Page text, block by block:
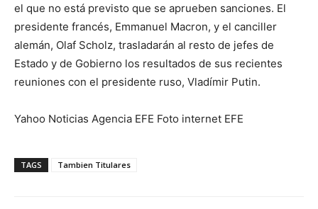
el que no está previsto que se aprueben sanciones. El
presidente francés, Emmanuel Macron, y el canciller
alemán, Olaf Scholz, trasladarán al resto de jefes de
Estado y de Gobierno los resultados de sus recientes
reuniones con el presidente ruso, Vladímir Putin.
Yahoo Noticias Agencia EFE Foto internet EFE
TAGS Tambien Titulares